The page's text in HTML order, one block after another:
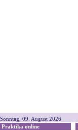
Sonntag, 09. August 2026
Praktika online